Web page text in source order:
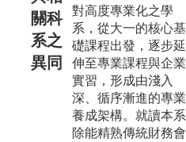
關科
系之
異同
對高度專業化之學
系，從大一的核心基
礎課程出發，逐步延
伸至專業課程與企業
實習，形成由淺入
深、循序漸進的專業
養成架構。就讀本系
除能精熟傳統財務會